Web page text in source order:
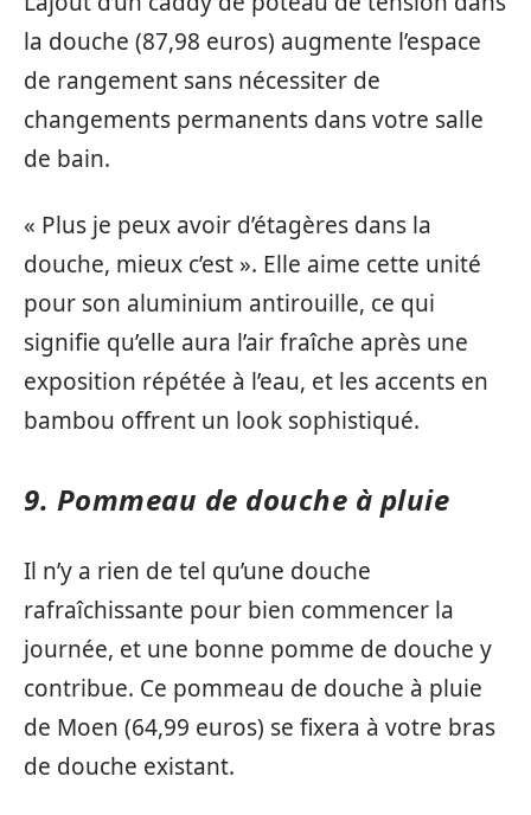
la douche (87,98 euros) augmente l’espace
de rangement sans nécessiter de
changements permanents dans votre salle
de bain.
« Plus je peux avoir d’étagères dans la
douche, mieux c’est ». Elle aime cette unité
pour son aluminium antirouille, ce qui
signifie qu’elle aura l’air fraîche après une
exposition répétée à l’eau, et les accents en
bambou offrent un look sophistiqué.
9. Pommeau de douche à pluie
Il n’y a rien de tel qu’une douche
rafraîchissante pour bien commencer la
journée, et une bonne pomme de douche y
contribue. Ce pommeau de douche à pluie
de Moen (64,99 euros) se fixera à votre bras
de douche existant.